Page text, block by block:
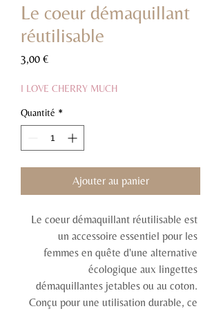
Le coeur démaquillant
réutilisable
3,00 €Prix
I LOVE CHERRY MUCH
Quantité *
Ajouter au panier
Le coeur démaquillant réutilisable est
un accessoire essentiel pour les
femmes en quête d'une alternative
écologique aux lingettes
démaquillantes jetables ou au coton.
Conçu pour une utilisation durable, ce